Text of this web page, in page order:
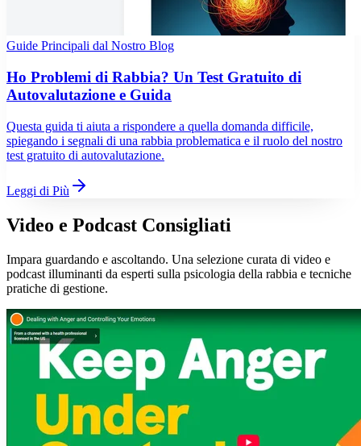
Guide Principali dal Nostro Blog
Ho Problemi di Rabbia? Un Test Gratuito di
Autovalutazione e Guida
Questa guida ti aiuta a rispondere a quella domanda difficile,
spiegando i segnali di una rabbia problematica e il ruolo del nostro
test gratuito di autovalutazione.
Leggi di Più
Video e Podcast Consigliati
Impara guardando e ascoltando. Una selezione curata di video e
podcast illuminanti da esperti sulla psicologia della rabbia e tecniche
pratiche di gestione.